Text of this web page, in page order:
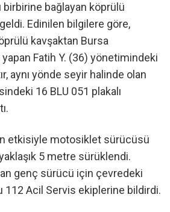
birbirine bağlayan köprülü
Edinilen bilgilere göre,
kavşaktan Bursa
Fatih Y. (36) yönetimindeki
aynı yönde seyir halinde olan
16 BLU 051 plakalı
etkisiyle motosiklet sürücüsü
yaklaşık 5 metre sürüklendi.
genç sürücü için çevredeki
112 Acil Servis ekiplerine bildirdi.